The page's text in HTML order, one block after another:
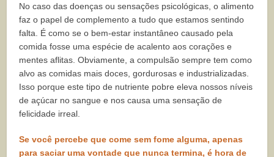
No caso das doenças ou sensações psicológicas, o alimento
faz o papel de complemento a tudo que estamos sentindo
falta. É como se o bem-estar instantâneo causado pela
comida fosse uma espécie de acalento aos corações e
mentes aflitas. Obviamente, a compulsão sempre tem como
alvo as comidas mais doces, gordurosas e industrializadas.
Isso porque este tipo de nutriente pobre eleva nossos níveis
de açúcar no sangue e nos causa uma sensação de
felicidade irreal.
Se você percebe que come sem fome alguma, apenas
para saciar uma vontade que nunca termina, é hora de